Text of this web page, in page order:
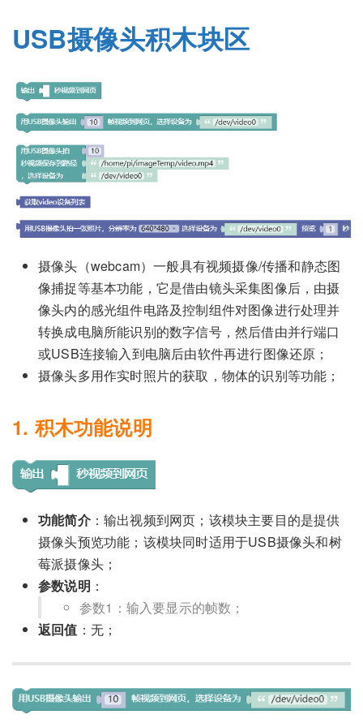
USB摄像头积木块区
摄像头（webcam）一般具有视频摄像/传播和静态图
像捕捉等基本功能，它是借由镜头采集图像后，由摄
像头内的感光组件电路及控制组件对图像进行处理并
转换成电脑所能识别的数字信号，然后借由并行端口
或USB连接输入到电脑后由软件再进行图像还原；
摄像头多用作实时照片的获取，物体的识别等功能；
1. 积木功能说明
功能简介：输出视频到网页；该模块主要目的是提供
摄像头预览功能；该模块同时适用于USB摄像头和树
莓派摄像头；
参数说明 ：
参数1：输入要显示的帧数；
返回值 ：无；